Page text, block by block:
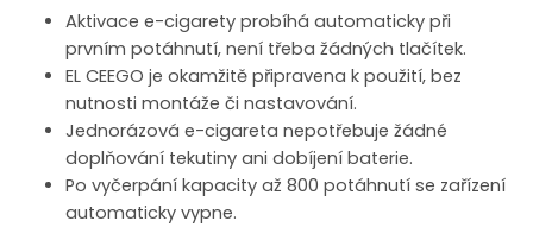
Aktivace e-cigarety probíhá automaticky při
prvním potáhnutí, není třeba žádných tlačítek.
EL CEEGO je okamžitě připravena k použití, bez
nutnosti montáže či nastavování.
Jednorázová e-cigareta nepotřebuje žádné
doplňování tekutiny ani dobíjení baterie.
Po vyčerpání kapacity až 800 potáhnutí se zařízení
automaticky vypne.